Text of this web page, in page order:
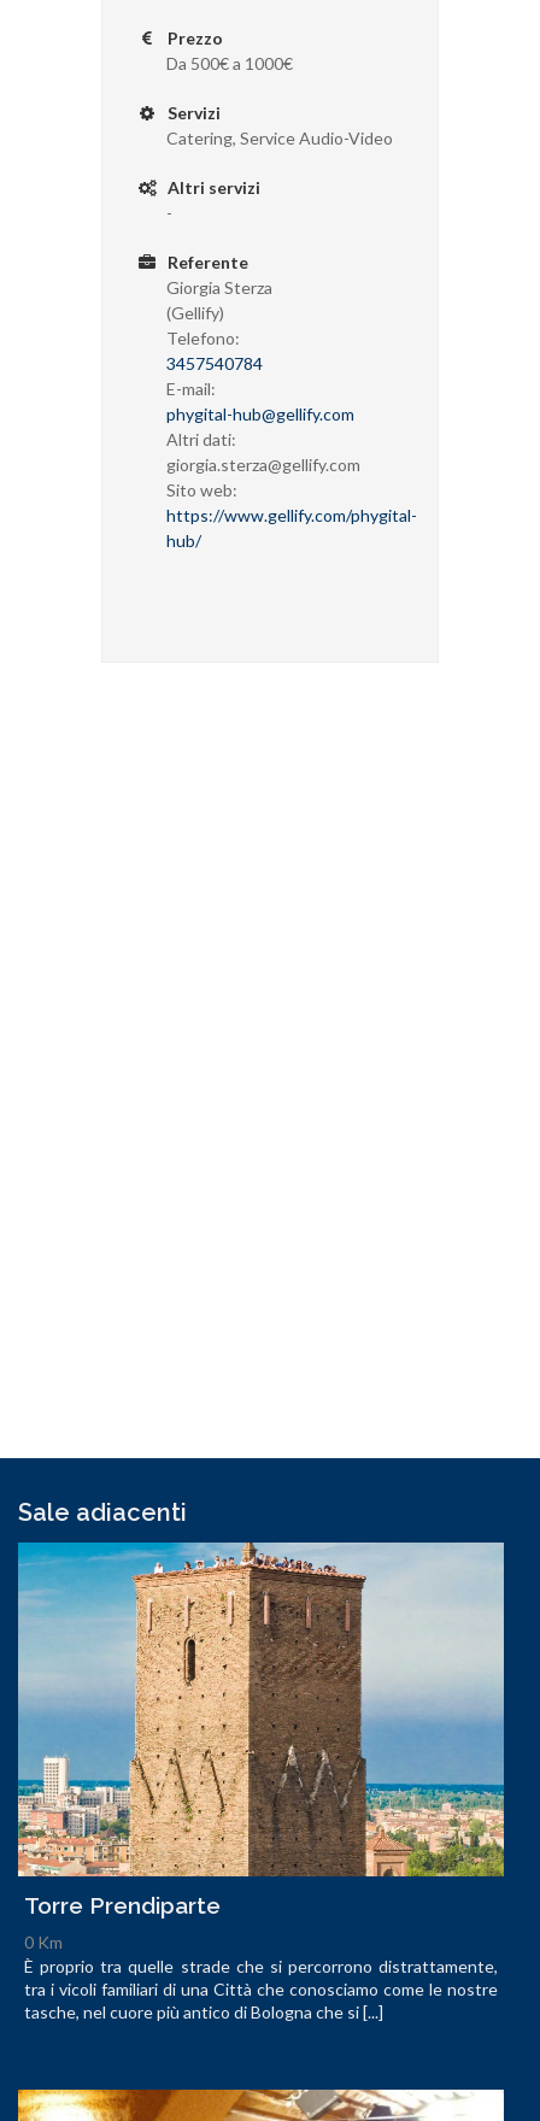
Prezzo
Da 500€ a 1000€
Servizi
Catering, Service Audio-Video
Altri servizi
-
Referente
Giorgia Sterza
(Gellify)
Telefono:
3457540784
E-mail:
phygital-hub@gellify.com
Altri dati:
giorgia.sterza@gellify.com
Sito web:
https://www.gellify.com/phygital-
hub/
Sale adiacenti
Torre Prendiparte
0 Km
È proprio tra quelle strade che si percorrono distrattamente,
tra i vicoli familiari di una Città che conosciamo come le nostre
tasche, nel cuore più antico di Bologna che si [...]